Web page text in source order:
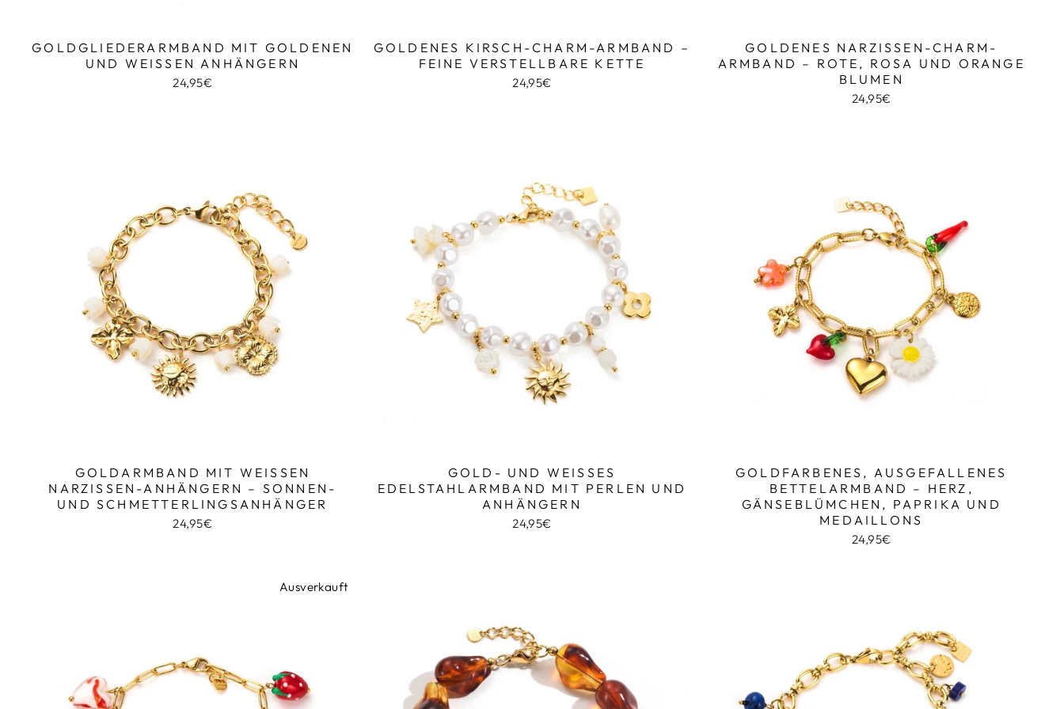
GOLDGLIEDERARMBAND MIT GOLDENEN
UND WEISSEN ANHÄNGERN
24,95€
GOLDENES KIRSCH-CHARM-ARMBAND –
FEINE VERSTELLBARE KETTE
24,95€
GOLDENES NARZISSEN-CHARM-
ARMBAND – ROTE, ROSA UND ORANGE
BLUMEN
24,95€
GOLDARMBAND MIT WEISSEN N
ARZISSEN-ANHÄNGERN – SONNEN- U
ND SCHMETTERLINGSANHÄNGER
24,95€
GOLD- UND WEISSES E
DELSTAHLARMBAND MIT PERLEN UND A
NHÄNGERN
24,95€
GOLDFARBENES, AUSGEFALLENES
BETTELARMBAND – HERZ,
GÄNSEBLÜMCHEN, PAPRIKA UND
MEDAILLONS
24,95€
Ausverkauft